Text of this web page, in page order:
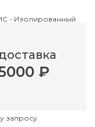
- Изолированный
запросу
₽